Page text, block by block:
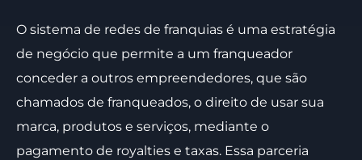
O sistema de redes de franquias é uma estratégia
de negócio que permite a um franqueador
conceder a outros empreendedores, que são
chamados de franqueados, o direito de usar sua
marca, produtos e serviços, mediante o
pagamento de royalties e taxas. Essa parceria